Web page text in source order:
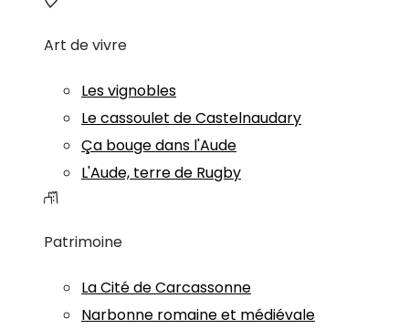
Art de vivre
Les vignobles
Le cassoulet de Castelnaudary
Ça bouge dans l'Aude
L'Aude, terre de Rugby
Patrimoine
La Cité de Carcassonne
Narbonne romaine et médiévale